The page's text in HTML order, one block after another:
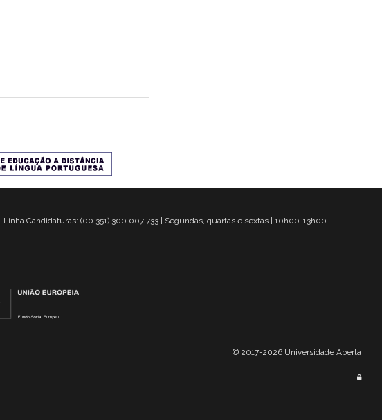
Linha Candidaturas: (00 351) 300 007 733 | Segundas, quartas e sextas | 10h00-13h00
© 2017-2026 Universidade Aberta